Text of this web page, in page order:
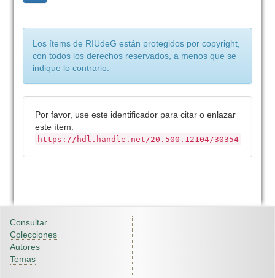
Los ítems de RIUdeG están protegidos por copyright,
con todos los derechos reservados, a menos que se
indique lo contrario.
Por favor, use este identificador para citar o enlazar
este ítem:
https://hdl.handle.net/20.500.12104/30354
Consultar
Colecciones
Autores
Temas